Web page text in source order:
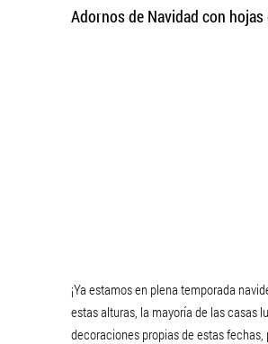
Adornos de Navidad con
¡Ya estamos en plena temporada
estas alturas, la mayoría de las casas
decoraciones propias de estas fechas,